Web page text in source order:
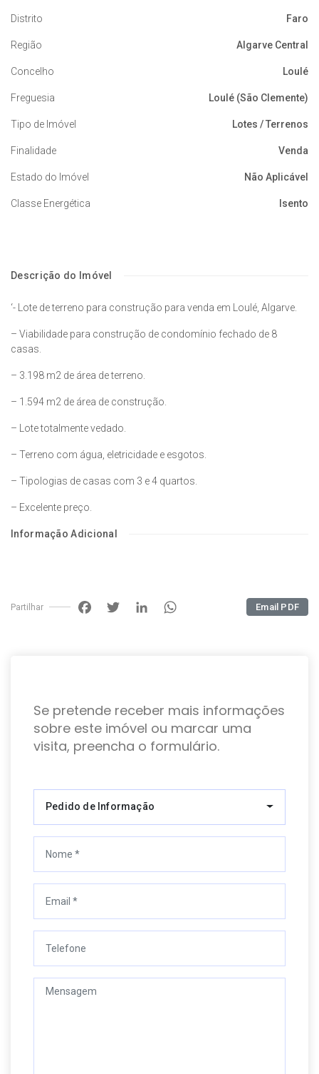
Distrito Faro
Região Algarve Central
Concelho Loulé
Freguesia Loulé (São Clemente)
Tipo de Imóvel Lotes / Terrenos
Finalidade Venda
Estado do Imóvel Não Aplicável
Classe Energética Isento
Descrição do Imóvel
‘- Lote de terreno para construção para venda em Loulé, Algarve.
– Viabilidade para construção de condomínio fechado de 8
casas.
– 3.198 m2 de área de terreno.
– 1.594 m2 de área de construção.
– Lote totalmente vedado.
– Terreno com água, eletricidade e esgotos.
– Tipologias de casas com 3 e 4 quartos.
– Excelente preço.
Informação Adicional
PartilharFacebook
Twitter
LinkedIn
WhatsApp Email PDF
Se pretende receber mais informações
sobre este imóvel ou marcar uma
visita, preencha o formulário.
Pedido de Informação